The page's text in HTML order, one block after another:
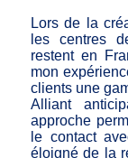
Lors de la
les centres
restent en
mon
clients une
Alliant
approche
le contact
éloigné de la